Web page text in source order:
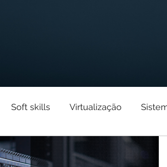
Soft skills Virtualização
Oracle GoldenGate Ensaios sobre